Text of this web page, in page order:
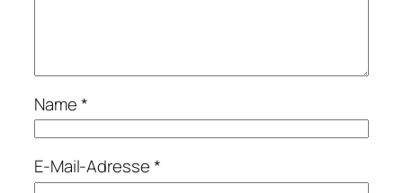
Name*
E-Mail-Adresse*